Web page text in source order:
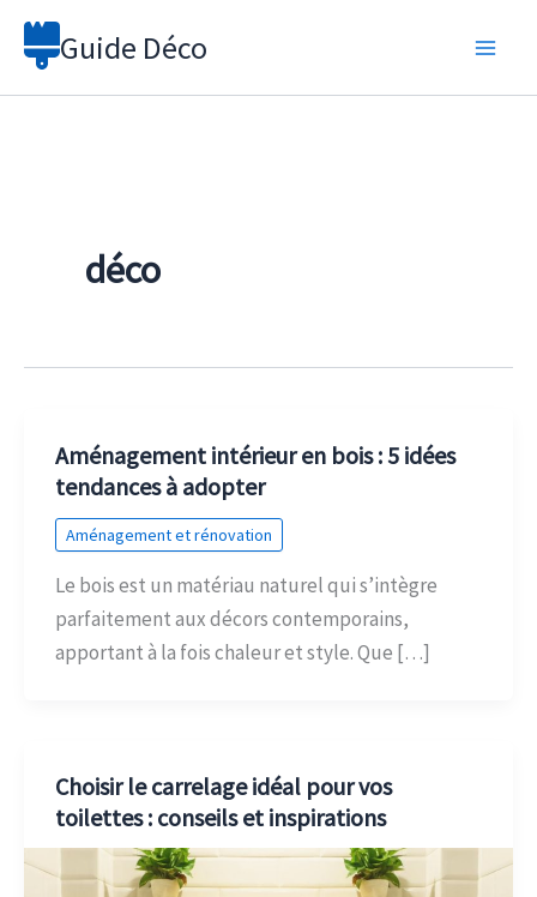
Aller
Guide Déco
déco
Aménagement intérieur en bois : 5 idées
tendances à adopter
Aménagement et rénovation
Le bois est un matériau naturel qui s’intègre
parfaitement aux décors contemporains,
apportant à la fois chaleur et style. Que […]
Choisir le carrelage idéal pour vos
toilettes : conseils et inspirations